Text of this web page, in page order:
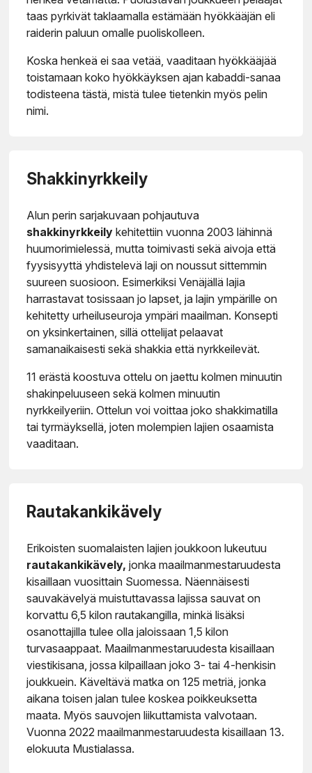
taas pyrkivät taklaamalla estämään hyökkääjän eli
raiderin paluun omalle puoliskolleen.
Koska henkeä ei saa vetää, vaaditaan hyökkääjää
toistamaan koko hyökkäyksen ajan kabaddi-sanaa
todisteena tästä, mistä tulee tietenkin myös pelin
nimi.
Shakkinyrkkeily
Alun perin sarjakuvaan pohjautuva
shakkinyrkkeilykehitettiin vuonna 2003 lähinnä
huumorimielessä, mutta toimivasti sekä aivoja että
fyysisyyttä yhdistelevä laji on noussut sittemmin
suureen suosioon. Esimerkiksi Venäjällä lajia
harrastavat tosissaan jo lapset, ja lajin ympärille on
kehitetty urheiluseuroja ympäri maailman. Konsepti
on yksinkertainen, sillä ottelijat pelaavat
samanaikaisesti sekä shakkia että nyrkkeilevät.
11 erästä koostuva ottelu on jaettu kolmen minuutin
shakinpeluuseen sekä kolmen minuutin
nyrkkeilyeriin. Ottelun voi voittaa joko shakkimatilla
tai tyrmäyksellä, joten molempien lajien osaamista
vaaditaan.
Rautakankikävely
Erikoisten suomalaisten lajien joukkoon lukeutuu
rautakankikävely,jonka maailmanmestaruudesta
kisaillaan vuosittain Suomessa. Näennäisesti
sauvakävelyä muistuttavassa lajissa sauvat on
korvattu 6,5 kilon rautakangilla, minkä lisäksi
osanottajilla tulee olla jaloissaan 1,5 kilon
turvasaappaat. Maailmanmestaruudesta kisaillaan
viestikisana, jossa kilpaillaan joko 3- tai 4-henkisin
joukkuein. Käveltävä matka on 125 metriä, jonka
aikana toisen jalan tulee koskea poikkeuksetta
maata. Myös sauvojen liikuttamista valvotaan.
Vuonna 2022 maailmanmestaruudesta kisaillaan 13.
elokuuta Mustialassa.